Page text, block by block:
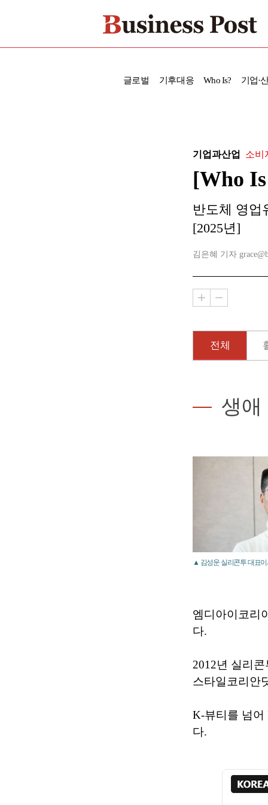
글로벌 기후대응 Who Is? 기업·
기업과산업 소비
[Who
반도체 영업
[2025년]
김은혜 기자
전체
생애
▲ 김성운 실리콘투 대표이
엠디아이코리
다.
2012년 실리
스타일코리안
K-뷰티를 넘어
다.